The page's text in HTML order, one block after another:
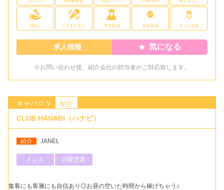
日払い カラオケあり 学生歓迎 髪型自由 ネイル自由
求人情報 気になる
※お問い合わせ後、紹介会社の担当者がご対応致します。
キャバクラ
紹介
CLUB HANABI（ハナビ）
紹介 JANEL
ドレス 日曜営業
集客にも客層にも自信あり◎お昼の空いた時間から稼げちゃう♪